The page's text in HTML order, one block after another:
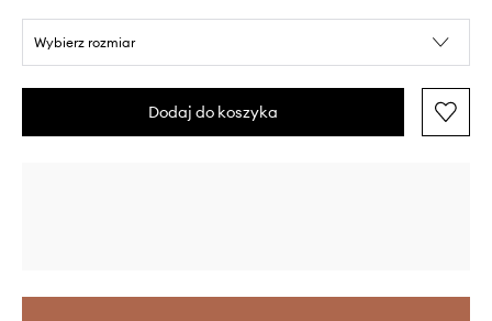
Wybierz rozmiar
Dodaj do koszyka